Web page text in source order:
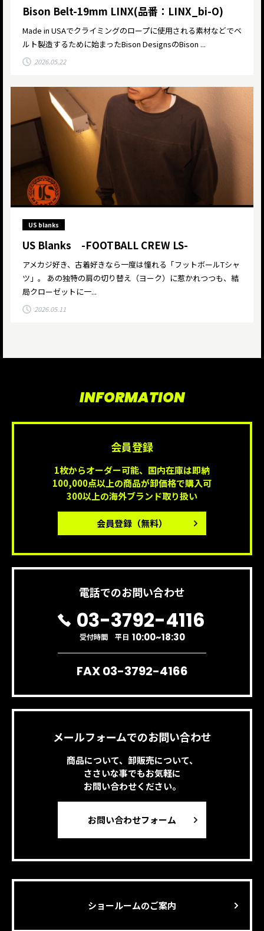
Bison Belt-19mm LINX(品番：LINX_bi-O)
Made in USAでクライミングのロープに使用される素材などでベ
ルト製造するために始まったBison DesignsのBison ...
2026.05.22
US blanks
US Blanks -FOOTBALL CREW LS-
アメカジ好き、古着好きなら一度は憧れる「フットボールTシャ
ツ」。 あの独特の肩の切り替え（ヨーク）に惹かれつつも、結
局クローゼットに一...
2026.05.11
INFORMATION
会員登録
1枚からオーダー可能、国内在庫は即納
100,000点以上の商品が卸価格で購入可
300以上の海外ブランド取り扱い
会員登録 （無料）
電話でのお問い合わせ
03-3792-4116
受付時間 平日 10:00~18:30
FAX 03-3792-4166
メールフォームでのお問い合わせ
商品について、卸販売について、
ささいな事でもお気軽に
お問い合わせください。
お問い合わせフォーム
ショールームのご案内